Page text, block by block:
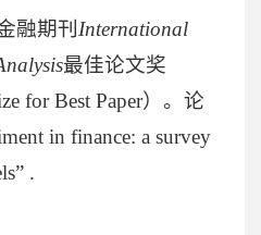
融期刊 International
最佳论文奖
for Best Paper）。论
in finance: a survey
.